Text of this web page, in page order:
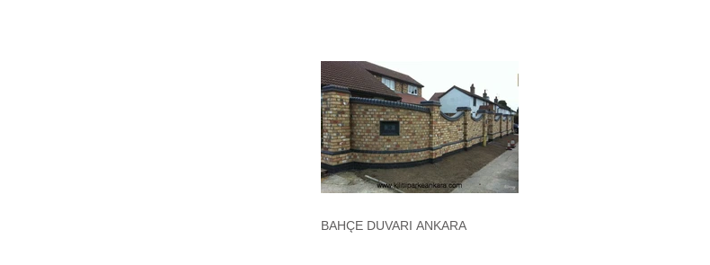
BAHÇE DUVARI ANKARA